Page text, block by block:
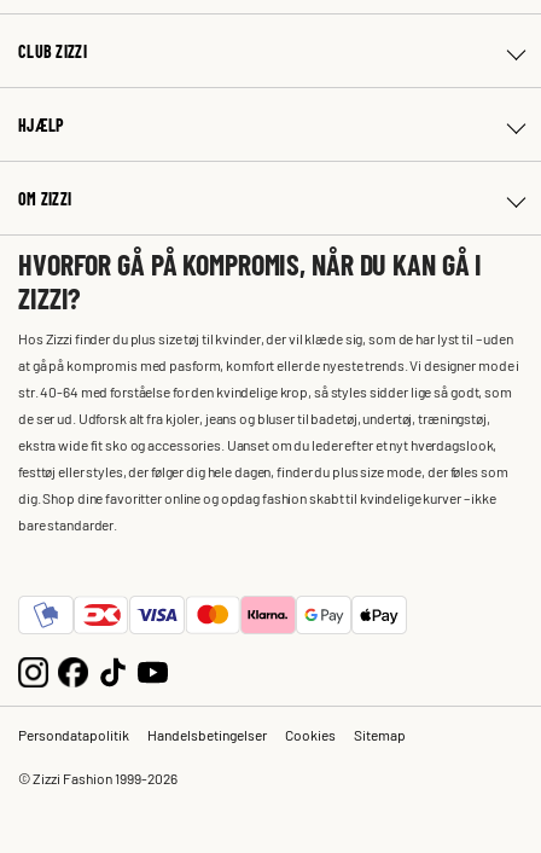
CLUB ZIZZI
HJÆLP
OM ZIZZI
HVORFOR GÅ PÅ KOMPROMIS, NÅR DU KAN GÅ I
ZIZZI?
Hos Zizzi finder du plus size tøj til kvinder, der vil klæde sig, som de har lyst til – uden
at gå på kompromis med pasform, komfort eller de nyeste trends. Vi designer mode i
str. 40-64 med forståelse for den kvindelige krop, så styles sidder lige så godt, som
de ser ud. Udforsk alt fra kjoler, jeans og bluser til badetøj, undertøj, træningstøj,
ekstra wide fit sko og accessories. Uanset om du leder efter et nyt hverdagslook,
festtøj eller styles, der følger dig hele dagen, finder du plus size mode, der føles som
dig. Shop dine favoritter online og opdag fashion skabt til kvindelige kurver – ikke
bare standarder.
Persondatapolitik Handelsbetingelser Cookies Sitemap
© Zizzi Fashion 1999-2026